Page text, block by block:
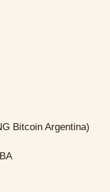
Bitcoin Argentina)